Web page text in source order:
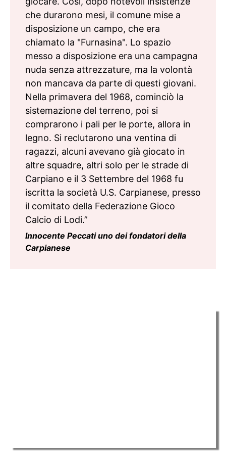
che durarono mesi, il comune mise a
disposizione un campo, che era
chiamato la "Furnasina". Lo spazio
messo a disposizione era una campagna
nuda senza attrezzature, ma la volontà
non mancava da parte di questi giovani.
Nella primavera del 1968, cominciò la
sistemazione del terreno, poi si
comprarono i pali per le porte, allora in
legno. Si reclutarono una ventina di
ragazzi, alcuni avevano già giocato in
altre squadre, altri solo per le strade di
Carpiano e il 3 Settembre del 1968 fu
iscritta la società U.S. Carpianese, presso
il comitato della Federazione Gioco
Calcio di Lodi.”
Innocente Peccati uno dei fondatori della
Carpianese